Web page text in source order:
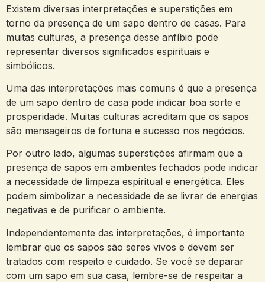
Existem diversas interpretações e superstições em
torno da ⁢presença de um sapo⁤ dentro de casas. Para
muitas ⁢culturas, a presença desse anfíbio pode​
representar⁢ diversos significados ​espirituais⁢ e
simbólicos.
Uma das interpretações mais comuns⁣ é que⁢ a presença
de um sapo dentro‌ de casa pode indicar boa sorte e
prosperidade. Muitas culturas acreditam que os⁢ sapos
são mensageiros de fortuna e sucesso nos negócios.
Por outro lado, algumas superstições afirmam que​ a
presença de sapos em ambientes fechados pode indicar
a necessidade de limpeza espiritual e energética.⁤ Eles
podem simbolizar a necessidade​ de se livrar de energias
negativas e de purificar o ambiente.
Independentemente das interpretações, é importante
lembrar que ⁣os sapos são seres vivos e devem ser
tratados com respeito e cuidado. Se você se deparar
com​ um sapo em sua casa,​ lembre-se de respeitar a